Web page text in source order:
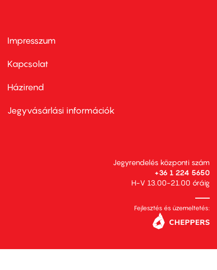
Footer
first
Impresszum
Kapcsolat
Footer
second
Házirend
Jegyvásárlási információk
Jegyrendelés központi szám
+36 1 224 5650
H-V 13.00-21.00 óráig
Fejlesztés és üzemeltetés: